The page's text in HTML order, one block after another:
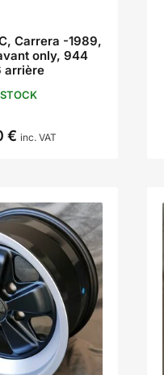
Carrera -1989,
only, 944
arrière
Prix
€ inc. VAT